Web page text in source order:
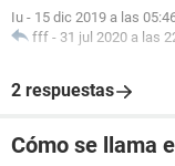
Iu - 15 dic 2019 a las
fff - 31 jul 2020 a las
2 respuestas
Cómo se llama